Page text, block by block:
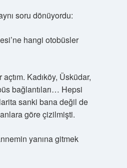
soru dönüyordu:
hangi otobüsler
Kadıköy, Üsküdar,
bağlantıları… Hepsi
sanki bana değil de
göre çizilmişti.
yanına gitmek